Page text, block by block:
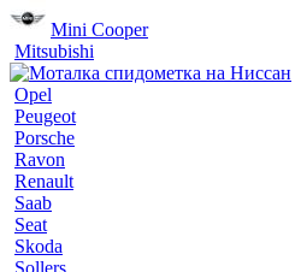
Mini Cooper
Mitsubishi
Opel
Peugeot
Porsche
Ravon
Renault
Saab
Seat
Skoda
Sollers